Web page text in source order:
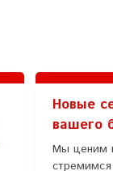
Новые
вашего
Мы ценим
стремимся